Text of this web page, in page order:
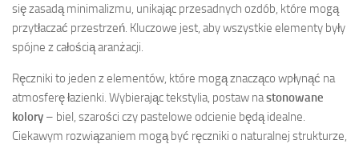
się zasadą minimalizmu, unikając przesadnych ozdób, które mogą
przytłaczać przestrzeń. Kluczowe jest, aby wszystkie elementy były
spójne z całością aranżacji.
Ręczniki to jeden z elementów, które mogą znacząco wpłynąć na
atmosferę łazienki. Wybierając tekstylia, postaw nastonowane
kolory – biel, szarości czy pastelowe odcienie będą idealne.
Ciekawym rozwiązaniem mogą być ręczniki o naturalnej strukturze,